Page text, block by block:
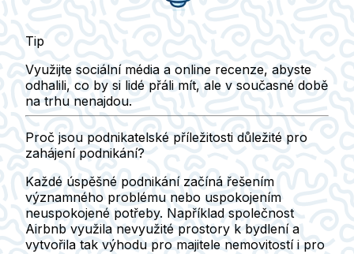
Tip
Využijte sociální média a online recenze, abyste
odhalili, co by si lidé přáli mít, ale v současné době
na trhu nenajdou.
Proč jsou podnikatelské příležitosti důležité pro
zahájení podnikání?
Každé úspěšné podnikání začíná řešením
významného problému nebo uspokojením
neuspokojené potřeby. Například společnost
Airbnb využila nevyužité prostory k bydlení a
vytvořila tak výhodu pro majitele nemovitostí i pro